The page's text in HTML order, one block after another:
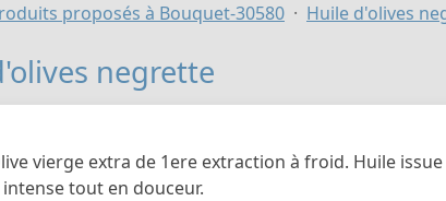
proposés à Bouquet-30580 Huile d'olives
negrette
vierge extra de 1ere extraction à froid. Huile
tout en douceur.